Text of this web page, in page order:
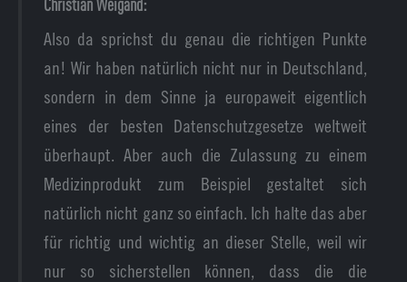
Christian Weigand:
Also da sprichst du genau die richtigen Punkte
an! Wir haben natürlich nicht nur in Deutschland,
sondern in dem Sinne ja europaweit eigentlich
eines der besten Datenschutzgesetze weltweit
überhaupt. Aber auch die Zulassung zu einem
Medizinprodukt zum Beispiel gestaltet sich
natürlich nicht ganz so einfach. Ich halte das aber
für richtig und wichtig an dieser Stelle, weil wir
nur so sicherstellen können, dass die die